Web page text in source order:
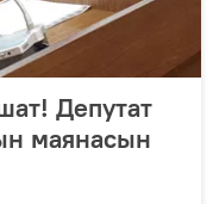
Депутат
маянасын